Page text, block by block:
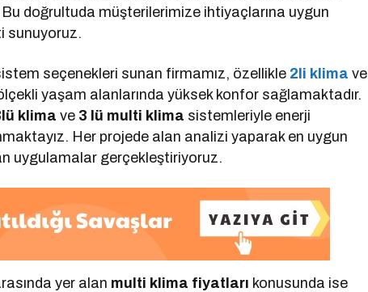
doğrultuda müşterilerimize ihtiyaçlarına uygun
sunuyoruz.
seçenekleri sunan firmamız, özellikle 2li klima ve
yaşam alanlarında yüksek konfor sağlamaktadır.
klima ve 3 lü multi klima sistemleriyle enerji
Her projede alan analizi yaparak en uygun
uygulamalar gerçekleştiriyoruz.
yer alan multi klima fiyatları konusunda ise